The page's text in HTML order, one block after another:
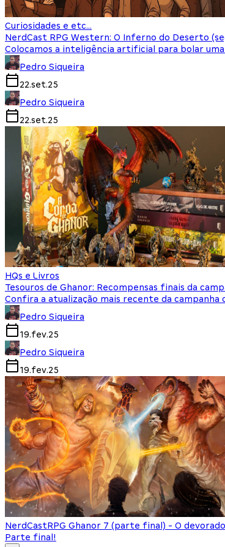
Curiosidades e etc...
NerdCast RPG Western: O Inferno do Deserto
Colocamos a inteligência artificial para bolar
Pedro Siqueira
22.set.25
Pedro Siqueira
22.set.25
HQs e Livros
Tesouros de Ghanor: Recompensas finais da
Confira a atualização mais recente da campanha
Pedro Siqueira
19.fev.25
Pedro Siqueira
19.fev.25
NerdCastRPG Ghanor 7 (parte final) - O
Parte final!